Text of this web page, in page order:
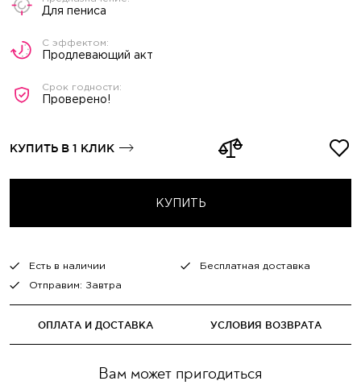
КУПИТЬ
КУПИТЬ В 1 КЛИК
Для пениса
Продлевающий акт
Проверено!
Есть в наличии
Бесплатная доставка
Отправим: Завтра
ОПЛАТА И ДОСТАВКА УСЛОВИЯ ВОЗВРАТА
Вам может пригодиться